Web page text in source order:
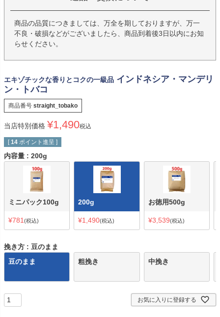
商品の品質につきましては、万全を期しておりますが、万一
不良・破損などがございましたら、商品到着後3日以内にお知
らせください。
エキゾチックな香りとコクの一級品 インドネシア・マンデリ
ン・トバコ
商品番号 straight_tobako
当店特別価格 ¥1,490税込
[ 14 ポイント進呈 ]
内容量 200g
ミニパック100g
¥781 税込
200g
¥1,490 税込
お徳用500g
¥3,539 税込
挽き方
豆のまま
豆のまま
粗挽き 中挽き
お気に入りに登録する